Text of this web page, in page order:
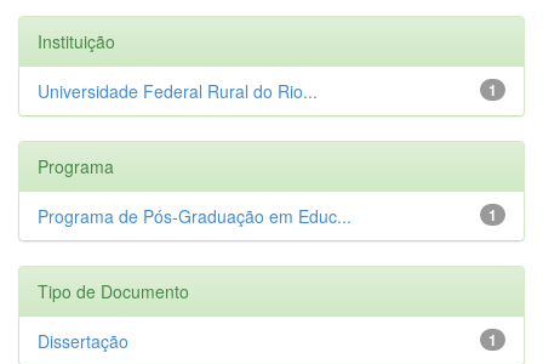
Instituição
1
Universidade Federal Rural do Rio...
Programa
1
Programa de Pós-Graduação em Educ...
Tipo de Documento
1
Dissertação